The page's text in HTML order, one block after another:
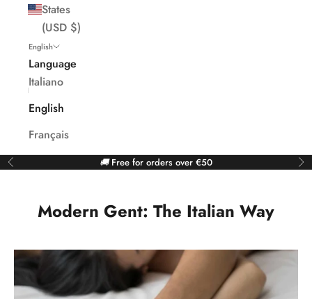
States
(USD $)
English
Language
Italiano
English
Français
Previous 🚚Free for orders over €50
Modern Gent: The Italian Way